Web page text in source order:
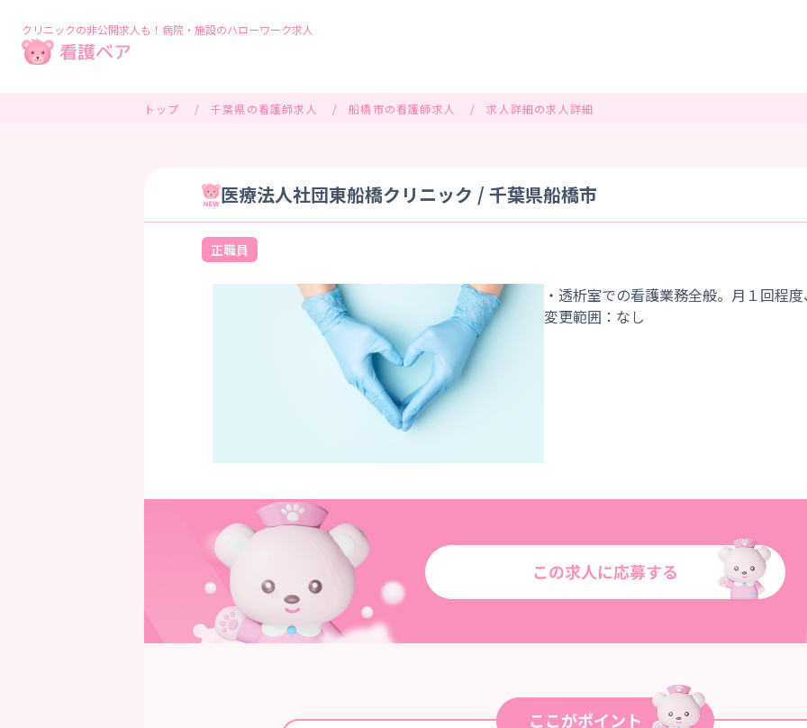
クリニックの非公開求人も！病院・施設のハローワーク求人
トップ 千葉県の看護師求人 船橋市の看護師求人 求人詳細の求人詳細
医療法人社団東船橋クリニック / 千葉県船橋市
正職員
・透析室での看護業務全般。月１回程